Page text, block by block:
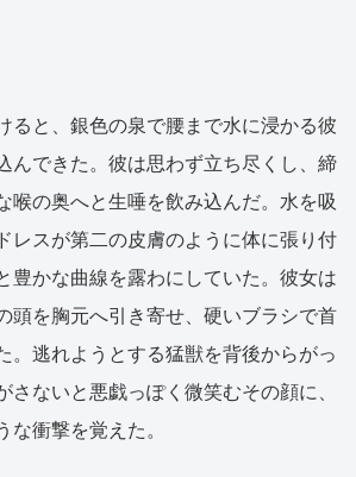
ると、銀色の泉で腰まで水に浸かる彼
んできた。彼は思わず立ち尽くし、締
喉の奥へと生唾を飲み込んだ。水を吸
レスが第二の皮膚のように体に張り付
豊かな曲線を露わにしていた。彼女は
頭を胸元へ引き寄せ、硬いブラシで首
。逃れようとする猛獣を背後からがっ
さないと悪戯っぽく微笑むその顔に、
な衝撃を覚えた。